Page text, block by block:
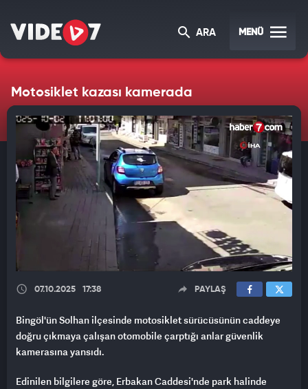
ARA MENÜ
Motosiklet kazası kamerada
07.10.2025 17:38 PAYLAŞ
Bingöl'ün Solhan ilçesinde motosiklet sürücüsünün caddeye
doğru çıkmaya çalışan otomobile çarptığı anlar güvenlik
kamerasına yansıdı.
Edinilen bilgilere göre, Erbakan Caddesi'nde park halinde